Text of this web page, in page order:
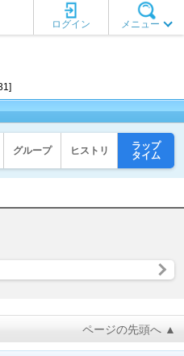
メニュー
ログイン
グループ ヒストリ
ラップ
タイム
ページの先頭へ ▲